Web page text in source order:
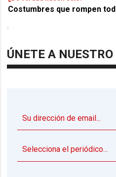
Costumbres que rompen
ÚNETE A